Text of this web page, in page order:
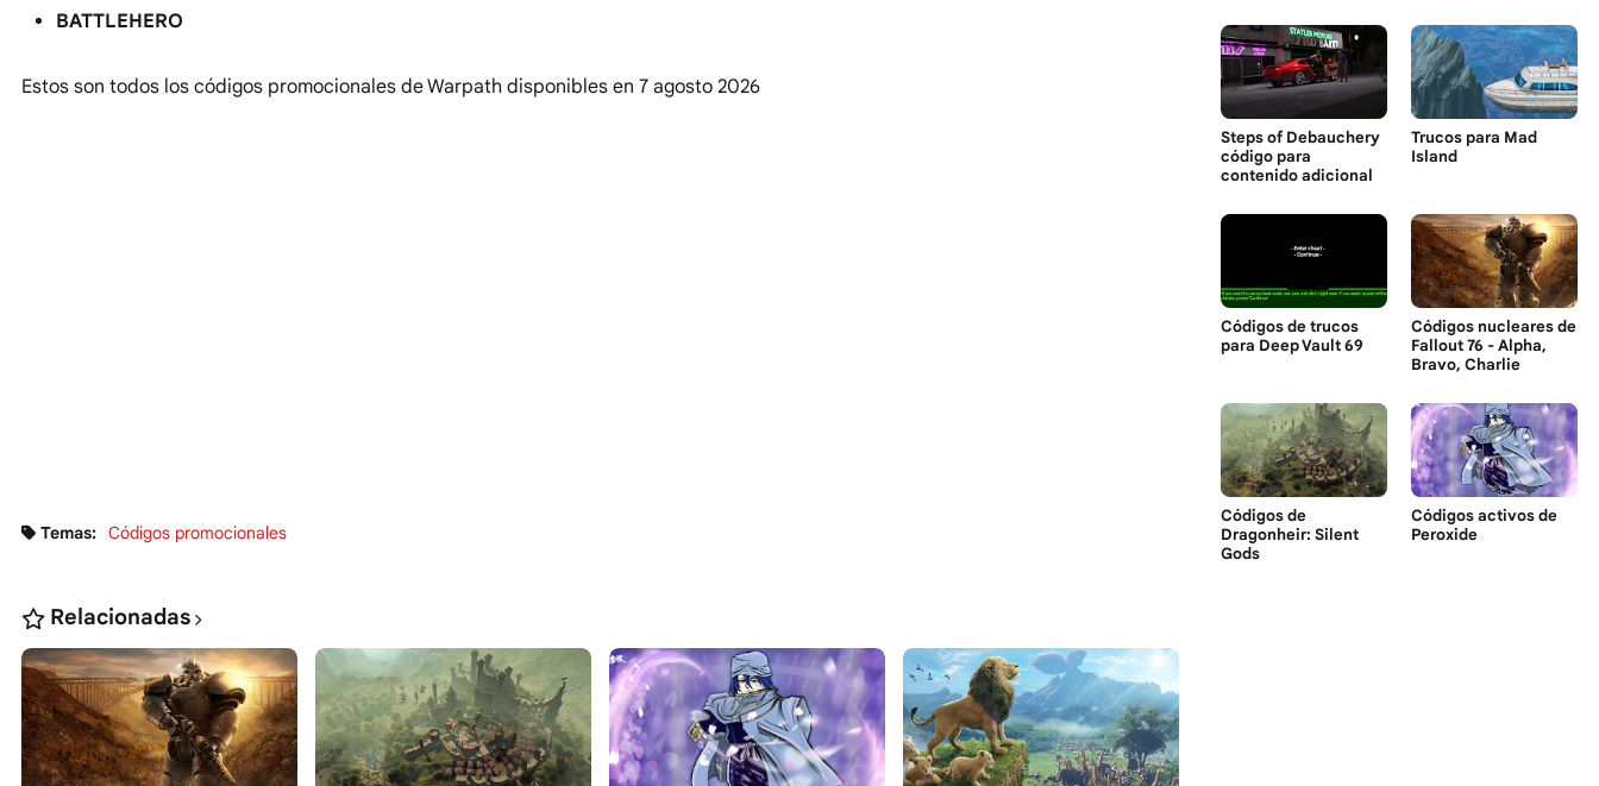
BATTLEHERO
Estos son todos los códigos promocionales de Warpath disponibles en 7 agosto 2026
Temas: Códigos promocionales
Relacionadas
Steps of Debauchery
código para
contenido adicional
Trucos para Mad
Island
Códigos de trucos
para Deep Vault 69
Códigos nucleares de
Fallout 76 - Alpha,
Bravo, Charlie
Códigos de
Dragonheir: Silent
Gods
Códigos activos de
Peroxide